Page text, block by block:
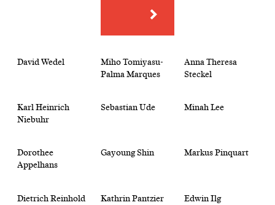
David Wedel
Miho Tomiyasu-
Palma Marques
Anna Theresa
Steckel
Karl Heinrich
Niebuhr
Sebastian Ude Minah Lee
Dorothee
Appelhans
Gayoung Shin Markus Pinquart
Dietrich Reinhold Kathrin Pantzier Edwin Ilg